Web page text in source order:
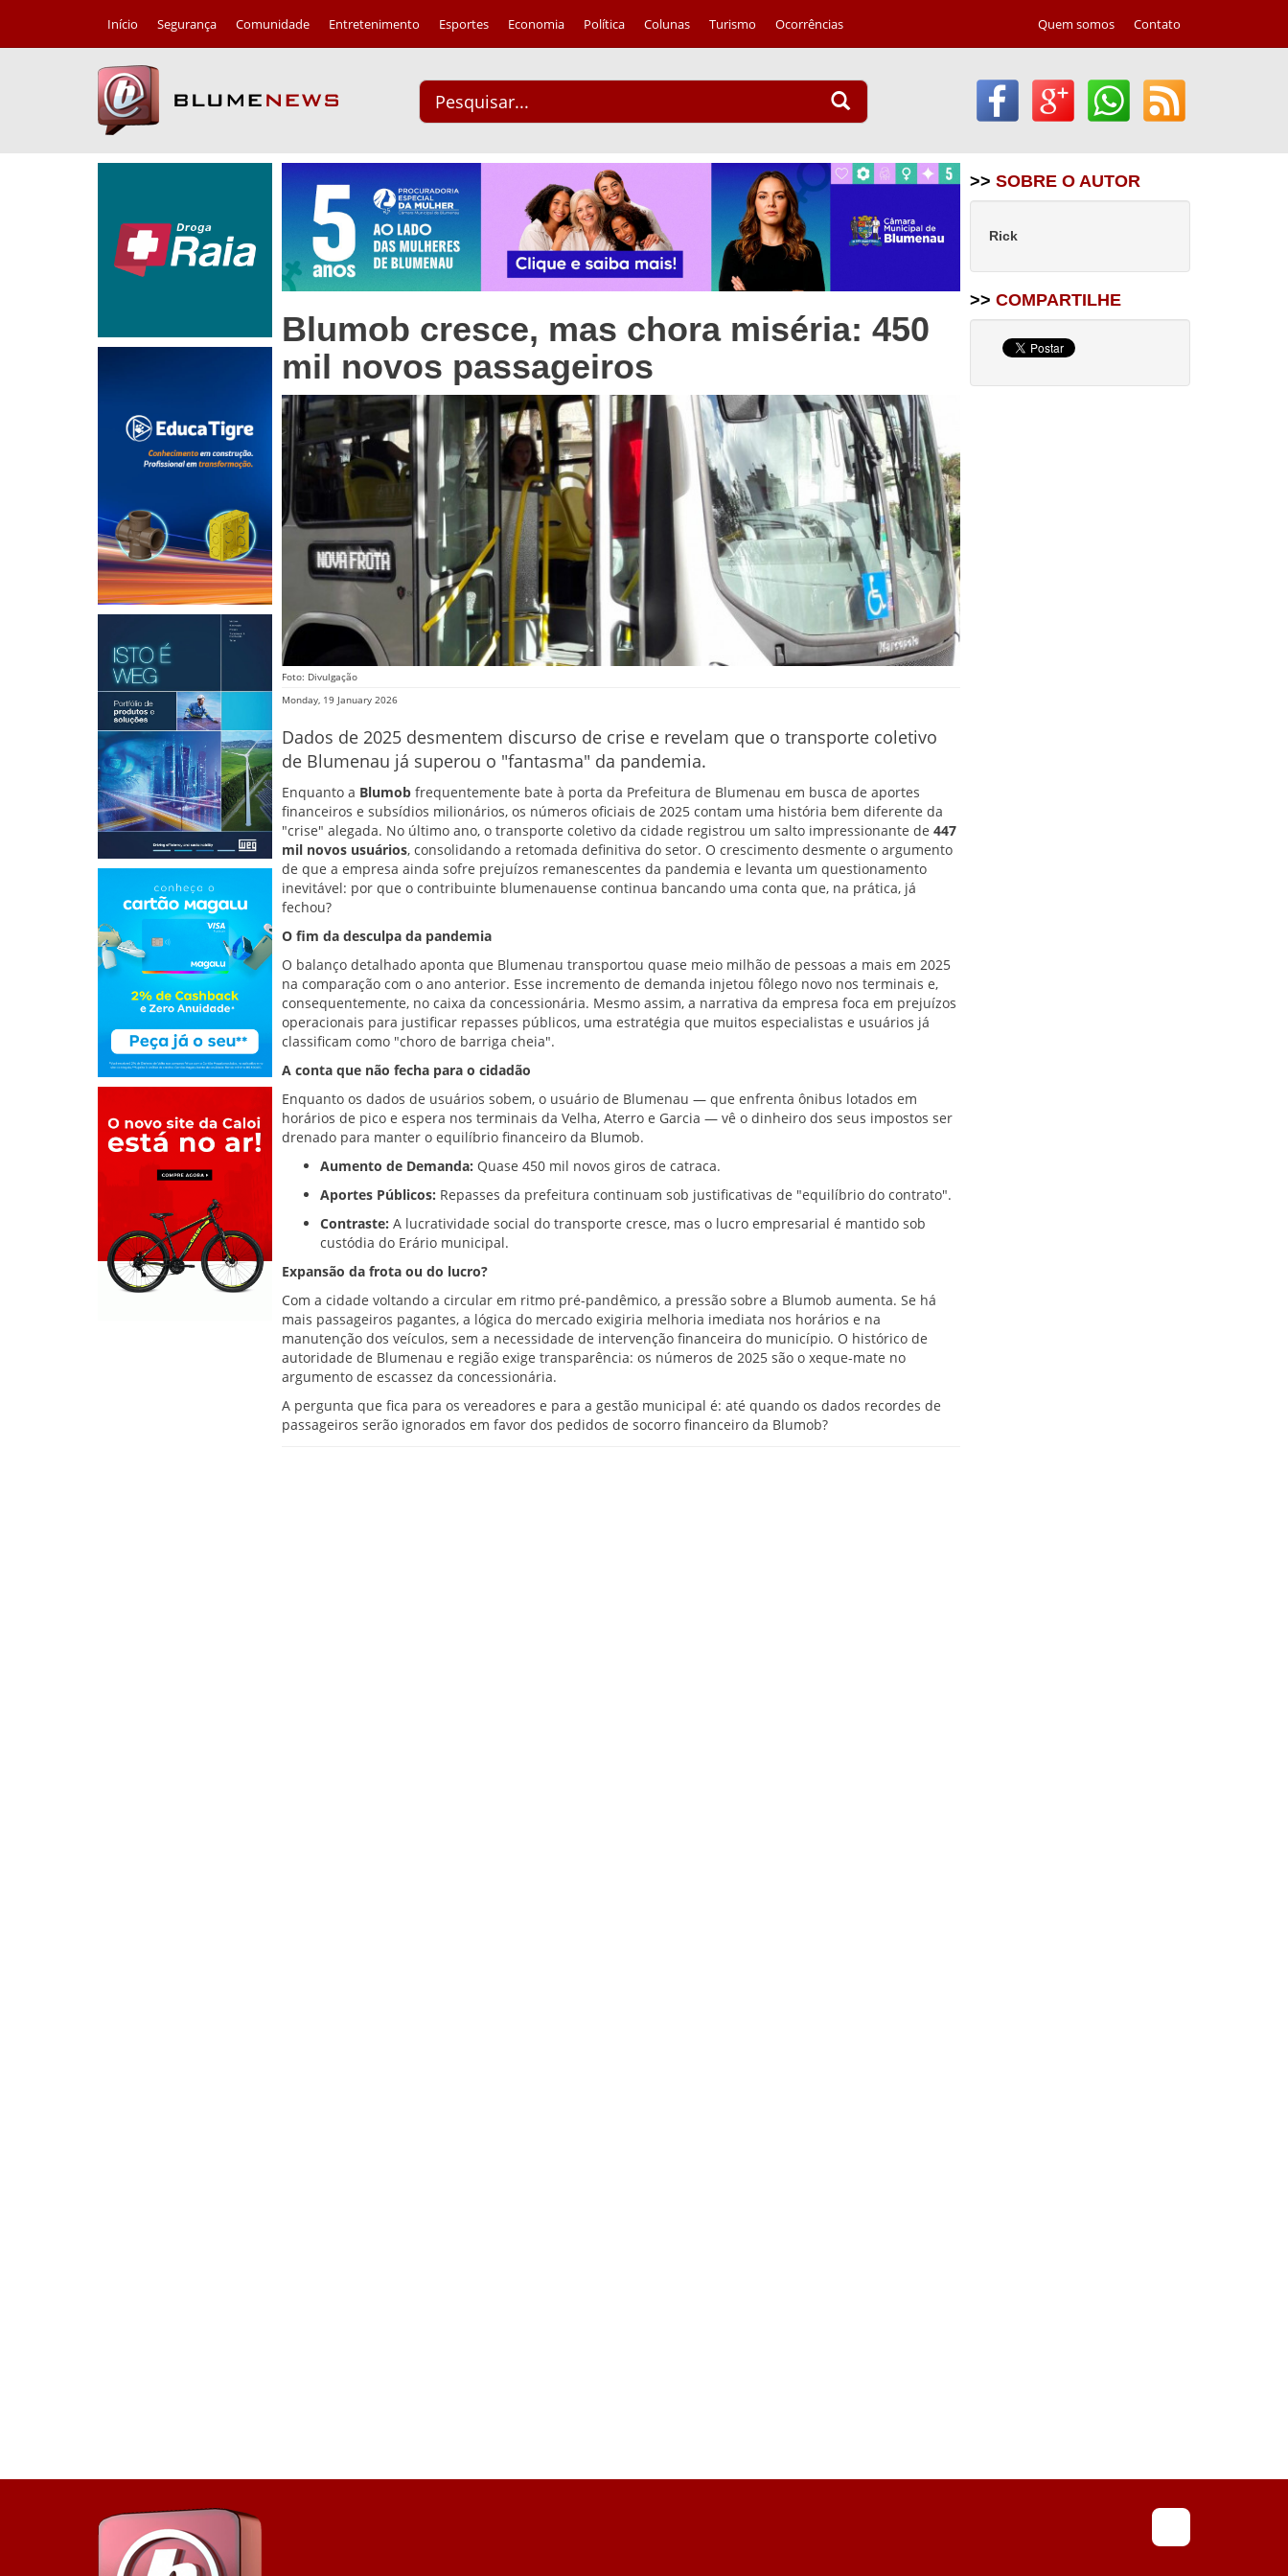
Início Segurança Comunidade Entretenimento Esportes Economia Política Colunas Turismo Ocorrências Quem somos Contato
Blumob cresce, mas chora miséria: 450
mil novos passageiros
Foto: Divulgação
Monday, 19 January 2026
Dados de 2025 desmentem discurso de crise e revelam que o transporte coletivo
de Blumenau já superou o "fantasma" da pandemia.
Enquanto a Blumobfrequentemente bate à porta da Prefeitura de Blumenau em busca de aportes
financeiros e subsídios milionários, os números oficiais de 2025 contam uma história bem diferente da
"crise" alegada. No último ano, o transporte coletivo da cidade registrou um salto impressionante de 447
mil novos usuários, consolidando a retomada definitiva do setor. O crescimento desmente o argumento
de que a empresa ainda sofre prejuízos remanescentes da pandemia e levanta um questionamento
inevitável: por que o contribuinte blumenauense continua bancando uma conta que, na prática, já
fechou?
O fim da desculpa da pandemia
O balanço detalhado aponta que Blumenau transportou quase meio milhão de pessoas a mais em 2025
na comparação com o ano anterior. Esse incremento de demanda injetou fôlego novo nos terminais e,
consequentemente, no caixa da concessionária. Mesmo assim, a narrativa da empresa foca em prejuízos
operacionais para justificar repasses públicos, uma estratégia que muitos especialistas e usuários já
classificam como "choro de barriga cheia".
A conta que não fecha para o cidadão
Enquanto os dados de usuários sobem, o usuário de Blumenau — que enfrenta ônibus lotados em
horários de pico e espera nos terminais da Velha, Aterro e Garcia — vê o dinheiro dos seus impostos ser
drenado para manter o equilíbrio financeiro da Blumob.
Aumento de Demanda: Quase 450 mil novos giros de catraca.
Aportes Públicos: Repasses da prefeitura continuam sob justificativas de "equilíbrio do contrato".
Contraste: A lucratividade social do transporte cresce, mas o lucro empresarial é mantido sob
custódia do Erário municipal.
Expansão da frota ou do lucro?
Com a cidade voltando a circular em ritmo pré-pandêmico, a pressão sobre a Blumob aumenta. Se há
mais passageiros pagantes, a lógica do mercado exigiria melhoria imediata nos horários e na
manutenção dos veículos, sem a necessidade de intervenção financeira do município. O histórico de
autoridade de Blumenau e região exige transparência: os números de 2025 são o xeque-mate no
argumento de escassez da concessionária.
A pergunta que fica para os vereadores e para a gestão municipal é: até quando os dados recordes de
passageiros serão ignorados em favor dos pedidos de socorro financeiro da Blumob?
>> SOBRE O AUTOR
Rick
>> COMPARTILHE